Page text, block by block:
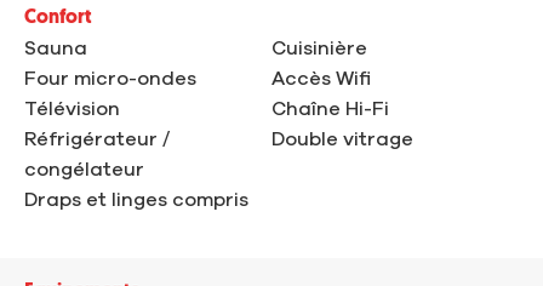
Confort
Sauna
Four micro-ondes
Télévision
Réfrigérateur /
congélateur
Draps et linges compris
Cuisinière
Accès Wifi
Chaîne Hi-Fi
Double vitrage